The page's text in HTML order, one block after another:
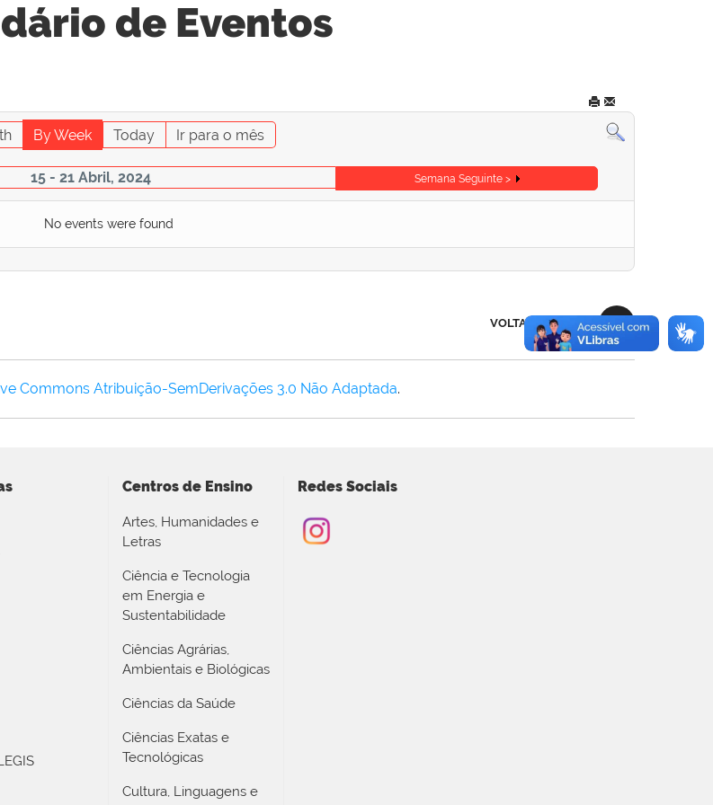
de Eventos
By Week Today Ir para o mês
15 - 21 Abril, 2024 Semana Seguinte >
No events were found
VOLTAR AO TOPO
Commons Atribuição-SemDerivações 3.0 Não Adaptada.
Centros de Ensino
Artes, Humanidades e
Letras
Ciência e Tecnologia
em Energia e
Sustentabilidade
Ciências Agrárias,
Ambientais e Biológicas
Ciências da Saúde
Ciências Exatas e
Tecnológicas
Cultura, Linguagens e
Redes Sociais